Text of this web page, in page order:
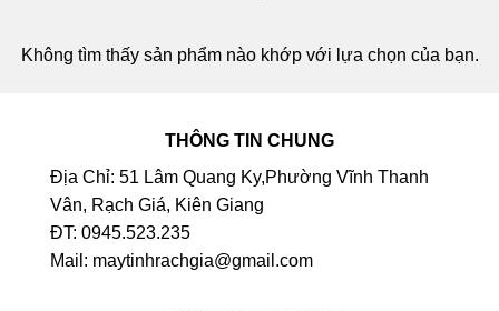
Không tìm thấy sản phẩm nào khớp với lựa chọn của bạn.
THÔNG TIN CHUNG
Địa Chỉ: 51 Lâm Quang Ky,Phường Vĩnh Thanh
Vân, Rạch Giá, Kiên Giang
ĐT: 0945.523.235
Mail: maytinhrachgia@gmail.com